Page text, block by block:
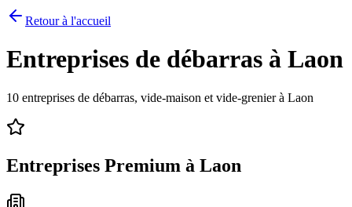
Retour à l'accueil
Entreprises de débarras à Laon
10 entreprises de débarras, vide-maison et vide-grenier à Laon
Entreprises Premium à Laon